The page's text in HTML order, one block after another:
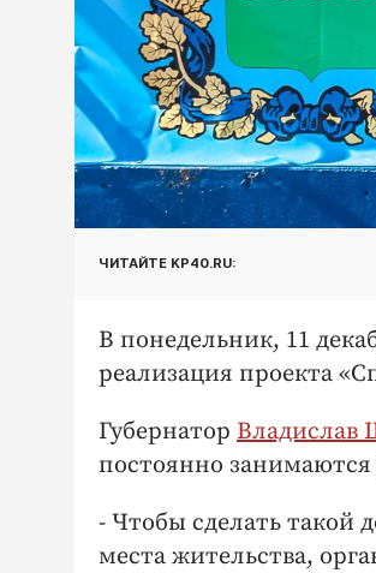
ЧИТАЙТЕ KP40.RU:
В понедельник, 11
реализация проекта
Губернатор Владислав
постоянно
- Чтобы сделать такой
места жительства,